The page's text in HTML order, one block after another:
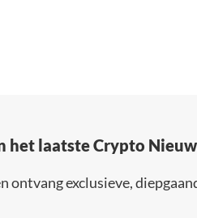
het laatste Crypto
ontvang exclusieve,